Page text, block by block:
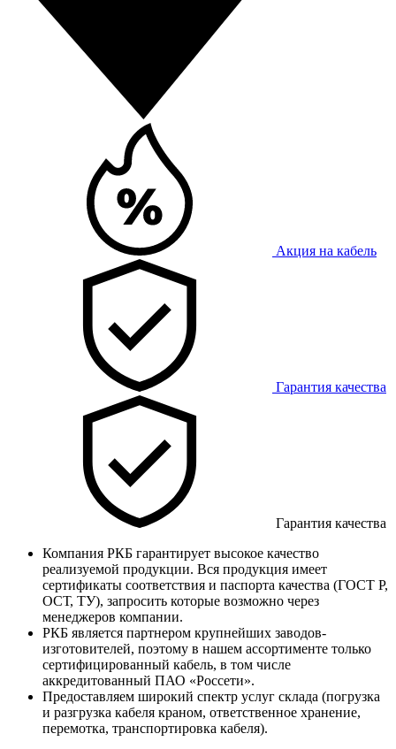
Акция на кабель
Гарантия качества
Гарантия качества
Компания РКБ гарантирует высокое качество
реализуемой продукции. Вся продукция имеет
сертификаты соответствия и паспорта качества (ГОСТ Р,
ОСТ, ТУ), запросить которые возможно через
менеджеров компании.
РКБ является партнером крупнейших заводов-
изготовителей, поэтому в нашем ассортименте только
сертифицированный кабель, в том числе
аккредитованный ПАО «Россети».
Предоставляем широкий спектр услуг склада (погрузка
и разгрузка кабеля краном, ответственное хранение,
перемотка, транспортировка кабеля).